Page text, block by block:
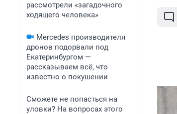
рассмотрели «загадочного
ходящего человека»
Mercedes производителя
дронов подорвали под
Екатеринбургом —
рассказываем всё, что
известно о покушении
Сможете не попасться на
уловки? На вопросах этого